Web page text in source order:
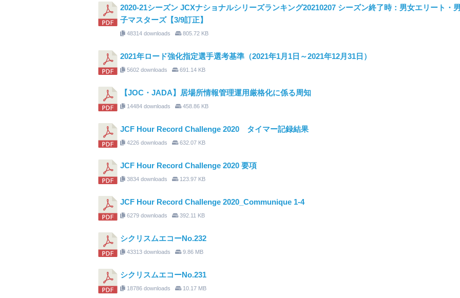
2020-21シーズン JCXナショナルシリーズランキング20210207 シーズン終了時：男女エリート・
子マスターズ【3/9訂正】
48314 downloads 805.72 KB
2021年ロード強化指定選手選考基準（2021年1月1日～2021年12月31日）
5602 downloads 691.14 KB
【JOC・JADA】居場所情報管理運用厳格化に係る周知
14484 downloads 458.86 KB
JCF Hour Record Challenge 2020 タイマー記録結果
4226 downloads 632.07 KB
JCF Hour Record Challenge 2020 要項
3834 downloads 123.97 KB
JCF Hour Record Challenge 2020_Communique 1-4
6279 downloads 392.11 KB
シクリスムエコーNo.232
43313 downloads 9.86 MB
シクリスムエコーNo.231
18786 downloads 10.17 MB